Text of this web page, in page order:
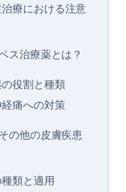
療における注意
ス治療薬とは？
役割と種類
痛への対策
の他の皮膚疾患
類と適用